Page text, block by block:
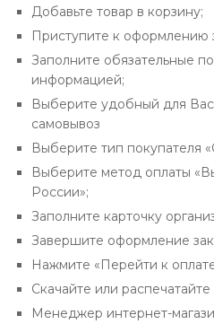
Добавьте товар в корзину;
Приступите к оформлению
Заполните обязательные
информацией;
Выберите удобный для
самовывоз
Выберите тип покупателя
Выберите метод оплаты
России»;
Заполните карточку
Завершите оформление
Нажмите «Перейти к
Скачайте или
Менеджер интернет-